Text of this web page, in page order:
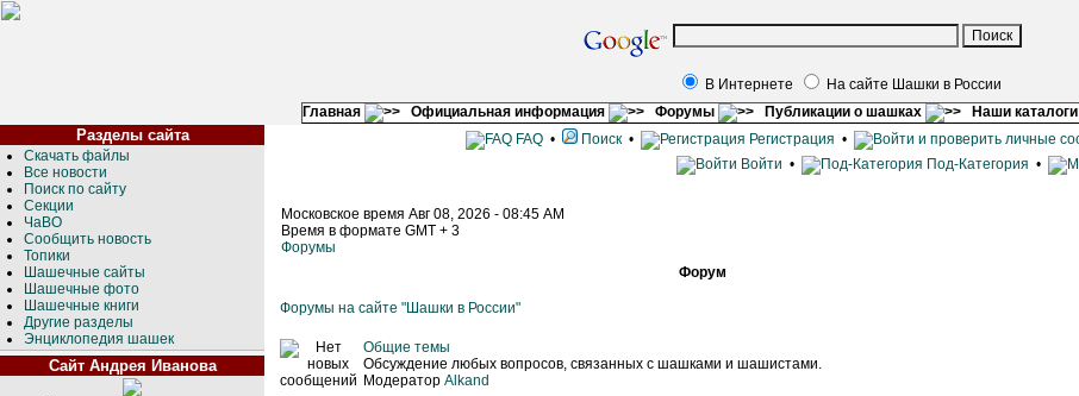
В Интернете
На сайте Шашки в России
Главная
Официальная информация Форумы Публикации о шашках Наши каталоги
Разделы сайта
Скачать файлы
Все новости
Поиск по сайту
Секции
ЧаВО
Сообщить новость
Топики
Шашечные сайты
Шашечные фото
Шашечные книги
Другие разделы
Энциклопедия шашек
Сайт Андрея Иванова
FAQ • Поиск • Регистрация •
Войти • Под-Категория •
Московское время Авг 08, 2026 - 08:45 AM
Время в формате GMT + 3
Форумы
Форум
Форумы на сайте "Шашки в России"
Общие темы
Обсуждение любых вопросов, связанных с шашками и шашистами.
Модератор Alkand